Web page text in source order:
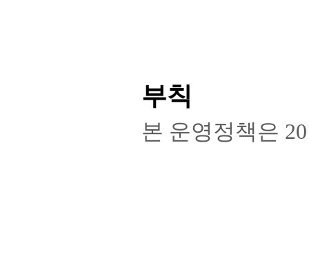
부칙
본 운영정책은